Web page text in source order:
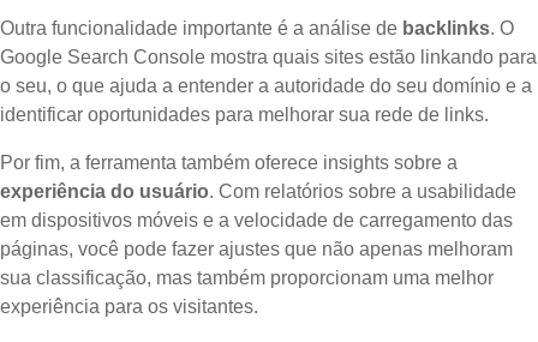
Outra funcionalidade importante é a análise de backlinks. O
Google Search Console mostra quais sites estão linkando para
o seu, o que ajuda a entender a autoridade do seu domínio e a
identificar oportunidades para melhorar sua rede de links.
Por fim, a ferramenta também oferece insights sobre a
experiência do usuário. Com relatórios sobre a usabilidade
em dispositivos móveis e a velocidade de carregamento das
páginas, você pode fazer ajustes que não apenas melhoram
sua classificação, mas também proporcionam uma melhor
experiência para os visitantes.